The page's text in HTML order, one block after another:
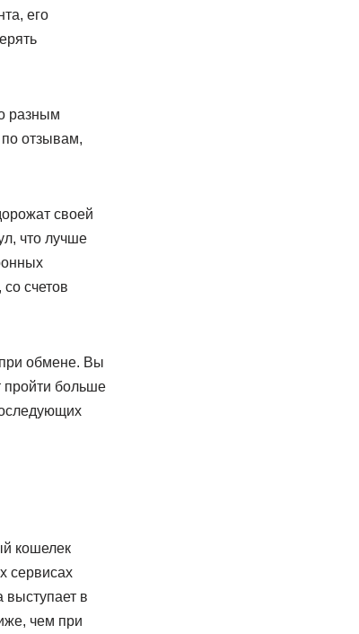
его
разным
отзывам,
своей
что лучше
счетов
обмене. Вы
пройти больше
кошелек
сервисах
в
чем при